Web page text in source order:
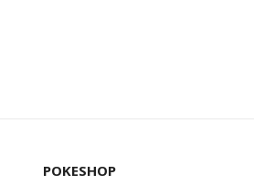
POKESHOP